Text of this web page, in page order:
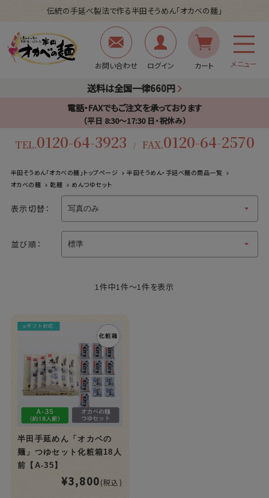
伝統の手延べ製法で作る半田そうめん「オカベの麺」
お問い合わせ ログイン カート メニュー
送料は全国一律660円
電話・FAXでもご注文を承っております
（平日 8:30〜17:30 日・祝休み）
TEL.0120-64-3923 / FAX.0120-64-2570
半田そうめん「オカベの麺」トップページ
半田そうめん・手延べ麺の商品一覧
オカベの麺
乾麺 めんつゆセット
表示切替：
並び順：
1件中1件～1件を表示
半田手延めん「オカベの
麺」つゆセット化粧箱18人
前【A-35】
¥3,800(税込)